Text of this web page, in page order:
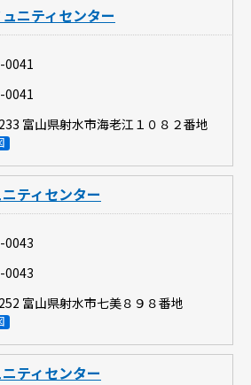
ニティセンター
0041
0041
富山県射水市海老江１０８２番地
ティセンター
0043
0043
富山県射水市七美８９８番地
ティセンター